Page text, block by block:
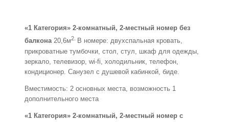
«1 Категория» 2-комнатный, 2-местный номер без
балкона 20,6м2. В номере: двухспальная кровать,
прикроватные тумбочки, стол, стул, шкаф для одежды,
зеркало, телевизор, wi-fi, холодильник, телефон,
кондиционер. Санузел с душевой кабинкой, биде.
Вместимость: 2 основных места, возможность 1
дополнительного места
«1 Категория» 2-комнатный, 2-местный номер с